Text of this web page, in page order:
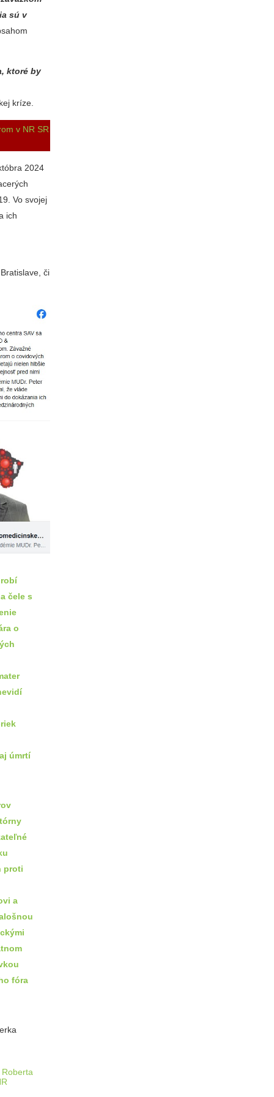
sú v
ktoré by
kríze.
v NR SR
2024
Vo svojej
ich
či
čele s
o
úmrtí
proti
a
fóra